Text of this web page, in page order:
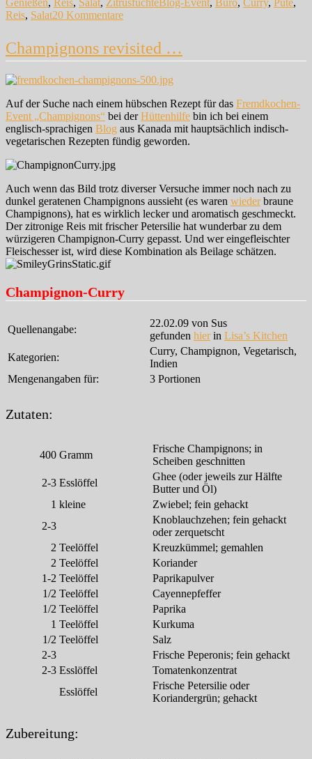
Genießen, Reis, Salat, ZitrusfüchteBlog-Event, Büro, Curry, Pute,
Reis, Salat20 Kommentarezu
Reissalat
zum
Mitnehmen
Champignons revisited …
Auf der Suche nach einem hübschen Rezept für das Fremdkochen-
Event „Champignons“ bei derHüttenhilfe bin ich bei einem
englisch-sprachigen Blog aus Kanada mit hauptsächlich indisch-
vegetarischen Rezepten fündig geworden.
Auch wenn das Bild trotz diverser Versuche immer noch nach zu
dunkel geratenen Champignons aussieht (es waren wiederbraune
Champignons), hat es wirklich lecker und aromatisch geschmeckt.
Der zitronige Reis mit frischer Petersilie hat wunderbar zu dem
würzigeren Champignon-Curry gepasst. Und wer eingefleischter
Fleischesser ist, wird diese Kombination als Beilage schätzen.
Champignon-Curry
Quellenangabe:
22.02.09 von Sus
gefunden hierin Lisa’s Kitchen
Kategorien:
Curry, Champignon, Vegetarisch,
Indien
Mengenangaben für:
3 Portionen
Zutaten:
400 Gramm
Frische Champignons; in
Scheiben geschnitten
2-3 Esslöffel
Ghee (oder jeweils zur Hälfte
Butter und Öl)
1 kleine
Zwiebel; fein gehackt
2-3
Knoblauchzehen; fein gehackt
oder zerquetscht
2 Teelöffel
Kreuzkümmel; gemahlen
2 Teelöffel
Koriander
1-2 Teelöffel
Paprikapulver
1/2 Teelöffel
Cayennepfeffer
1/2 Teelöffel
Paprika
1 Teelöffel
Kurkuma
1/2 Teelöffel
Salz
2-3
Frische Peperonis; fein gehackt
2-3 Esslöffel
Tomatenkonzentrat
Esslöffel
Frische Petersilie oder
Koriandergrün; gehackt
Zubereitung: